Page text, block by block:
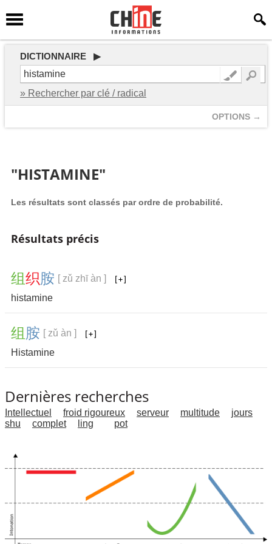
DICTIONNAIRE ▶
» Rechercher par clé / radical
OPTIONS →
"HISTAMINE"
Les résultats sont classés par ordre de probabilité.
Résultats précis
组织胺 [ zǔ zhī àn ]
histamine
组 胺 [ zǔ àn ]
Histamine
Dernières recherches
Intellectuel froid rigoureux serveur multitude
jours
shu
complet ling pot